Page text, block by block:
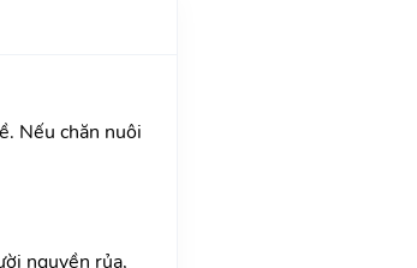
Nếu chăn nuôi
nguyền rủa,